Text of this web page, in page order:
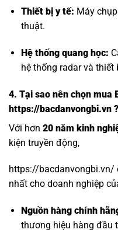
Thiết bị y tế: Máy
thuật.
Hệ thống quang học:
hệ thống radar và thiết
4. Tại sao nên chọn mua
https://bacdanvongbi.vn ?
Với hơn 20 năm kinh
kiện truyền động,
https://bacdanvongbi.vn/
nhất cho doanh nghiệp
Nguồn hàng chính
thương hiệu hàng đầu